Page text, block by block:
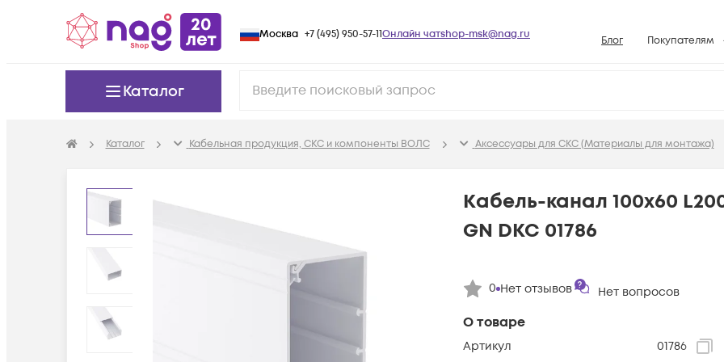
Москва +7 (495) 950-57-11Онлайн чатshop-msk@nag.ru Блог Покупателям
Условия
Возврат
Конфигураторы
Каталог
Каталог Кабельная продукция, СКС и компоненты ВОЛС Аксессуары для СКС (Материалы для монтажа)
О товаре
Артикул
01786
Кабель-канал 100х60
GN DKC 01786
0 Нет отзывов Нет вопросов